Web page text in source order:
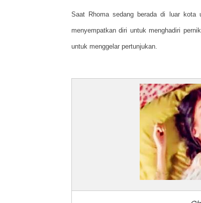
Saat Rhoma sedang berada di luar kota
menyempatkan diri untuk menghadiri
untuk menggelar pertunjukan.